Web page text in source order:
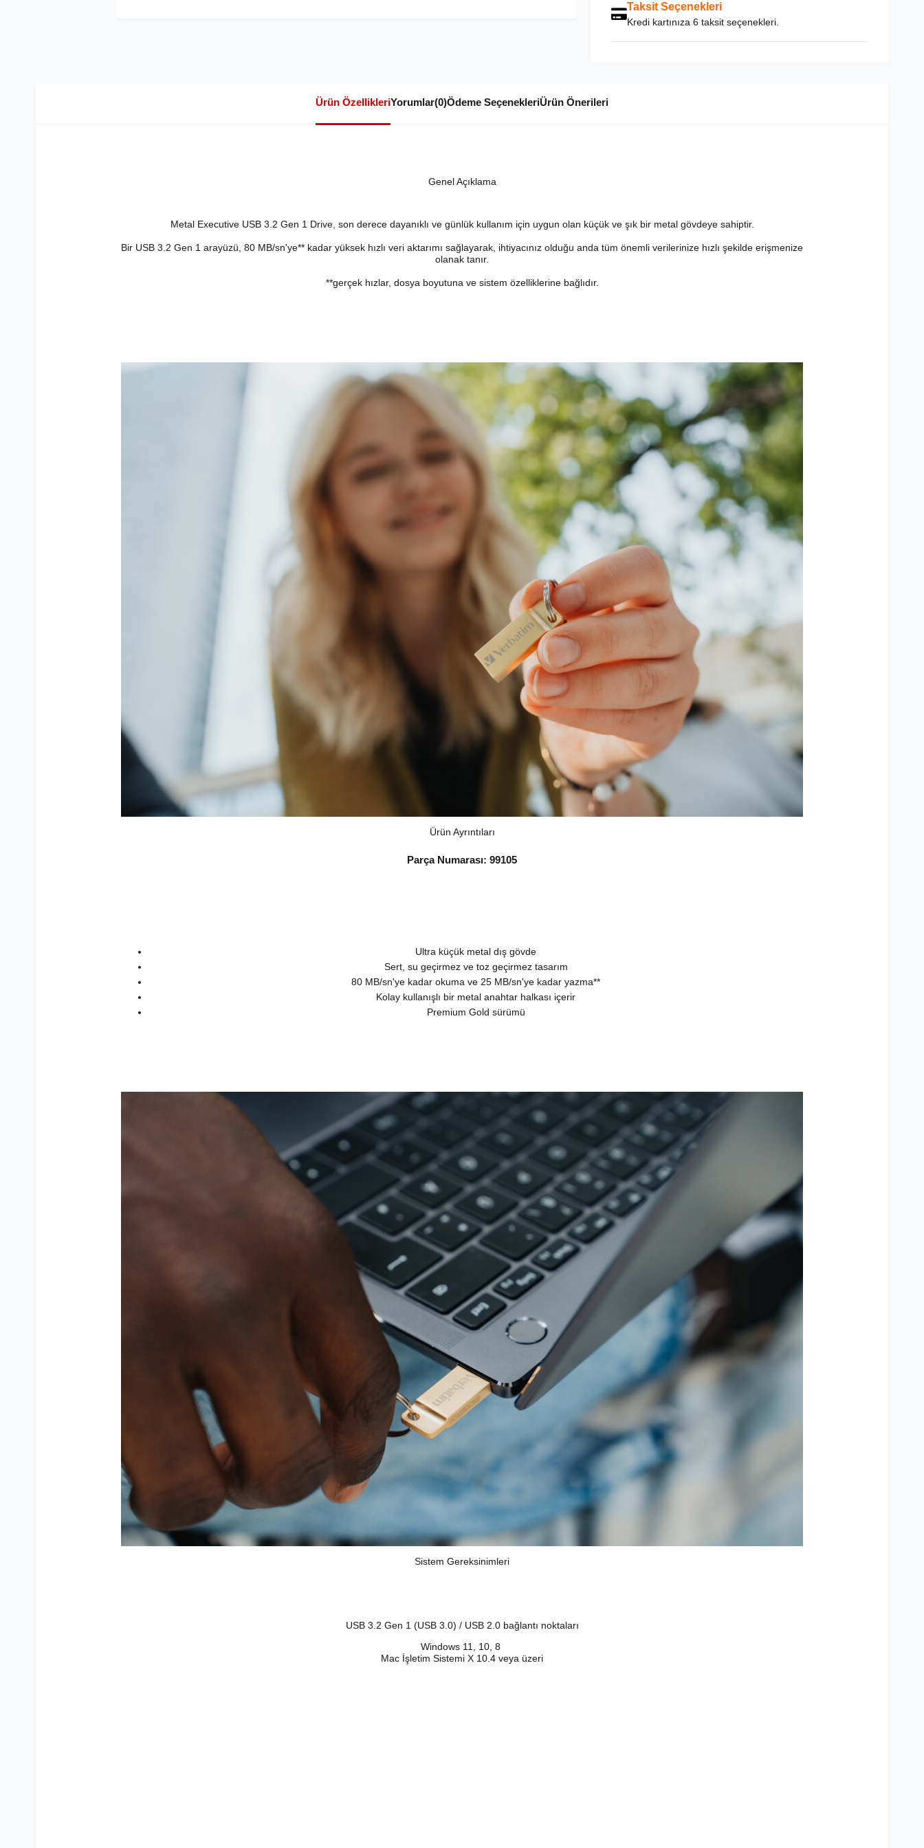
Taksit Seçenekleri
Kredi kartınıza 6 taksit seçenekleri.
Ürün ÖzellikleriYorumlar(0)Ödeme SeçenekleriÜrün Önerileri
Genel Açıklama
Metal Executive USB 3.2 Gen 1 Drive, son derece dayanıklı ve günlük kullanım için uygun olan küçük ve şık bir metal gövdeye sahiptir.
Bir USB 3.2 Gen 1 arayüzü, 80 MB/sn'ye** kadar yüksek hızlı veri aktarımı sağlayarak, ihtiyacınız olduğu anda tüm önemli verilerinize hızlı şekilde erişmenize
olanak tanır.
**gerçek hızlar, dosya boyutuna ve sistem özelliklerine bağlıdır.
Ürün Ayrıntıları
Parça Numarası: 99105
Ultra küçük metal dış gövde
Sert, su geçirmez ve toz geçirmez tasarım
80 MB/sn'ye kadar okuma ve 25 MB/sn'ye kadar yazma**
Kolay kullanışlı bir metal anahtar halkası içerir
Premium Gold sürümü
Sistem Gereksinimleri
USB 3.2 Gen 1 (USB 3.0) / USB 2.0 bağlantı noktaları
Windows 11, 10, 8
Mac İşletim Sistemi X 10.4 veya üzeri